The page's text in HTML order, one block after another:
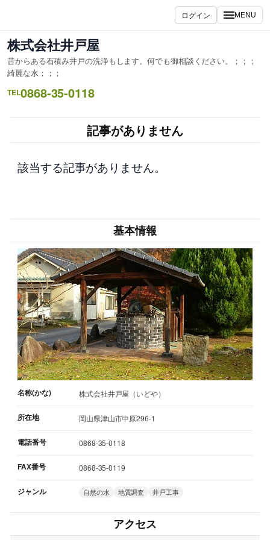
を
ス
キ
ッ
プ
ログイン MENU
株式会社井戸屋
昔からある石積み井戸の洗浄もします。何でも御相談ください。；；；
綺麗な水；；；
TEL0868-35-0118
記事がありません
該当する記事がありません。
基本情報
名称(かな) 株式会社井戸屋（いどや）
所在地 岡山県津山市中原296-1
電話番号 0868-35-0118
FAX番号 0868-35-0119
ジャンル 自然の水 地質調査 井戸工事
アクセス